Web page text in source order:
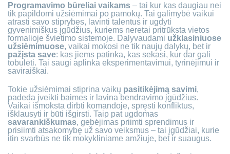
Programavimo būreliai vaikams – tai kur kas daugiau nei
tik papildomi užsiėmimai po pamokų. Tai galimybė vaikui
atrasti savo stiprybes, lavinti talentus ir ugdyti
gyvenimiškus įgūdžius, kuriems neretai pritrūksta vietos
formalioje švietimo sistemoje. Dalyvaudami užklasiniuose
užsiėmimuose, vaikai mokosi ne tik naujų dalykų, bet ir
pažįsta save: kas jiems patinka, kas sekasi, kur dar gali
tobulėti. Tai saugi aplinka eksperimentavimui, tyrinėjimui ir
saviraiškai.
Tokie užsiėmimai stiprina vaikų pasitikėjimą savimi,
padeda įveikti baimes ir lavina bendravimo įgūdžius.
Vaikai išmoksta dirbti komandoje, spręsti konfliktus,
išklausyti ir būti išgirsti. Taip pat ugdomas
savarankiškumas, gebėjimas priimti sprendimus ir
prisiimti atsakomybę už savo veiksmus – tai įgūdžiai, kurie
itin svarbūs ne tik mokykliniame amžiuje, bet ir suaugus.